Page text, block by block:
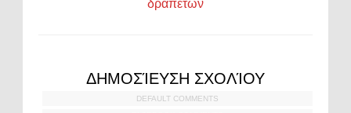
δραπετών
ΔΗΜΟΣΊΕΥΣΗ ΣΧΟΛΊΟΥ
DEFAULT COMMENTS